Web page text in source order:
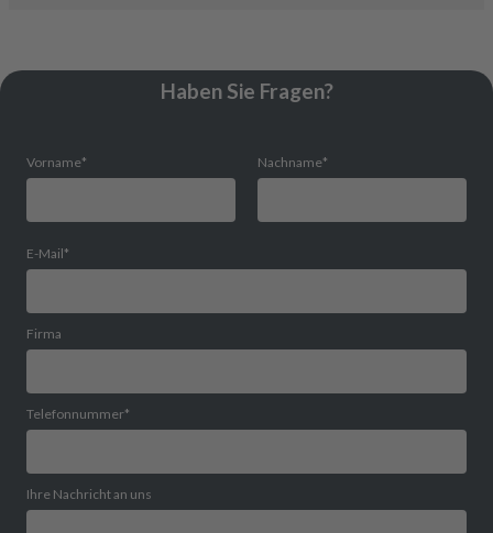
Haben Sie Fragen?
Vorname* Nachname*
E-Mail*
Firma
Telefonnummer*
Ihre Nachricht an uns